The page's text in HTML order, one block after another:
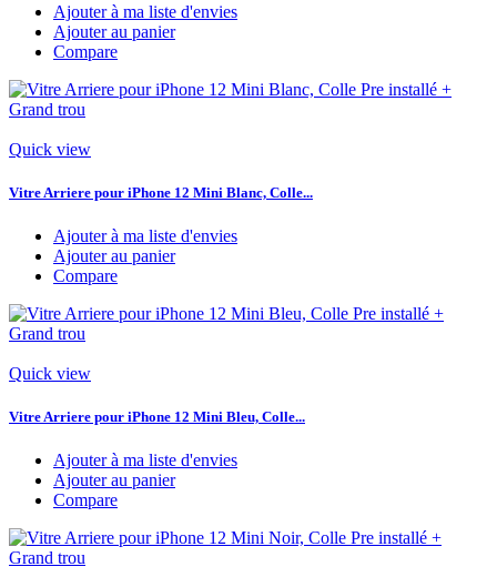
Ajouter à ma liste d'envies
Ajouter au panier
Compare
Quick view
Vitre Arriere pour iPhone 12 Mini Blanc, Colle...
Ajouter à ma liste d'envies
Ajouter au panier
Compare
Quick view
Vitre Arriere pour iPhone 12 Mini Bleu, Colle...
Ajouter à ma liste d'envies
Ajouter au panier
Compare